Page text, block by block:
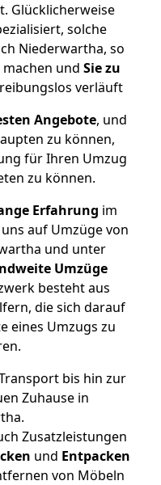
Glücklicherweise
solche
Niederwartha, so
und Sie zu
verläuft
Angebote, und
zu können,
für Ihren Umzug
zu können.
Erfahrung im
auf Umzüge von
und unter
Umzüge
besteht aus
die sich darauf
eines Umzugs zu
bis hin zur
Zuhause in
Zusatzleistungen
und Entpacken
von Möbeln